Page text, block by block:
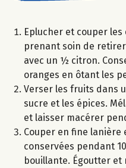
Eplucher et couper
prenant soin de
avec un ½ citron.
oranges en ôtant les
Verser les fruits dans
sucre et les épices.
et laisser macérer
Couper en fine
conservées pendant
bouillante. Égoutter et